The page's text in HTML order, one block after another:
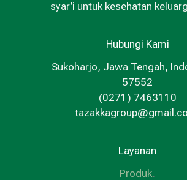
syar’i untuk kesehatan
Hubungi Kami
Sukoharjo, Jawa Tengah,
57552
(0271) 7463110
Layanan
Produk.